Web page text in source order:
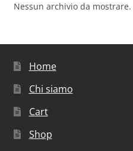
Nessun archivio da mostrare.
Home
Chi siamo
Cart
Shop